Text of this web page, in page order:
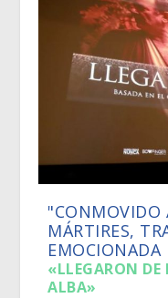
"CONMOVIDO
MÁRTIRES,
EMOCIONADA
«LLEGARON
ALBA»